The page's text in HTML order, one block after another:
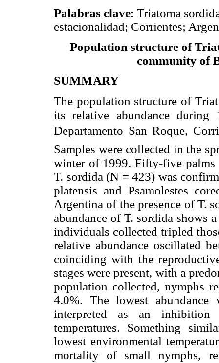
Palabras clave: Triatoma
estacionalidad; Corrientes;
Population structure of
community of
SUMMARY
The population structure of
its relative abundance
Departamento San Roque,
Samples were collected in the
winter of 1999. Fifty-five palms
T. sordida (N = 423) was
platensis and Psamolestes
Argentina of the presence of T.
abundance of T. sordida shows
individuals collected tripled
relative abundance oscillated
coinciding with the
stages were present, with a
population collected, nymphs
4.0%. The lowest
interpreted as an inhibition
temperatures. Something
lowest environmental
mortality of small nymphs,